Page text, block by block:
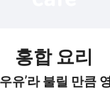
홍합 요리
유’라 불릴 만큼